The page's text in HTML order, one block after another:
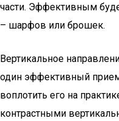
части. Эффективным
– шарфов или брошек.
Вертикальное
один эффективный
воплотить его на
контрастными